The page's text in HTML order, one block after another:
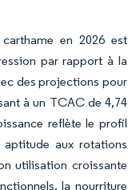
en 2026 est
par rapport à la
des projections pour
à un TCAC de 4,74
reflète le profil
aux rotations
utilisation croissante
la nourriture